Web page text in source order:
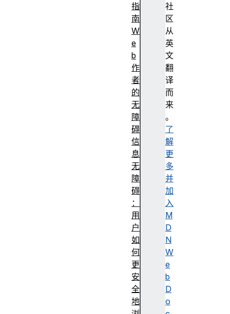
社
区
从
英
文
翻
译
而
来
。
了
解
更
多
并
加
入
M
D
N
W
e
b
D
o
指
南
W
e
b
作
者
的
无
障
碍
信
息
无
障
碍
：
用
户
如
何
更
安
全
地